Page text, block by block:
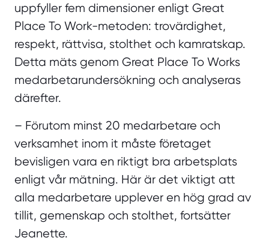
uppfyller fem dimensioner enligt Great
Place To Work-metoden: trovärdighet,
respekt, rättvisa, stolthet och kamratskap.
Detta mäts genom Great Place To Works
medarbetarundersökning och analyseras
därefter.
– Förutom minst 20 medarbetare och
verksamhet inom it måste företaget
bevisligen vara en riktigt bra arbetsplats
enligt vår mätning. Här är det viktigt att
alla medarbetare upplever en hög grad av
tillit, gemenskap och stolthet, fortsätter
Jeanette.